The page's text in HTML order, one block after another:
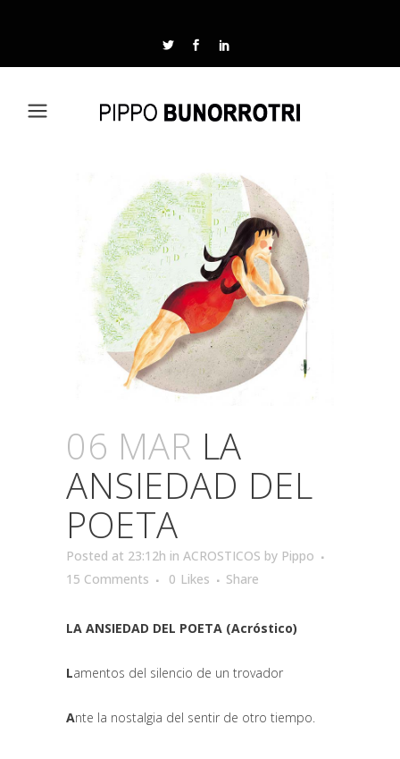
06 MAR LA
ANSIEDAD DEL
POETA
Posted at 23:12h in ACROSTICOS by Pippo
15 Comments
0 Likes Share
LA ANSIEDAD DEL POETA (Acróstico)
Lamentos del silencio de un trovador
Ante la nostalgia del sentir de otro tiempo.